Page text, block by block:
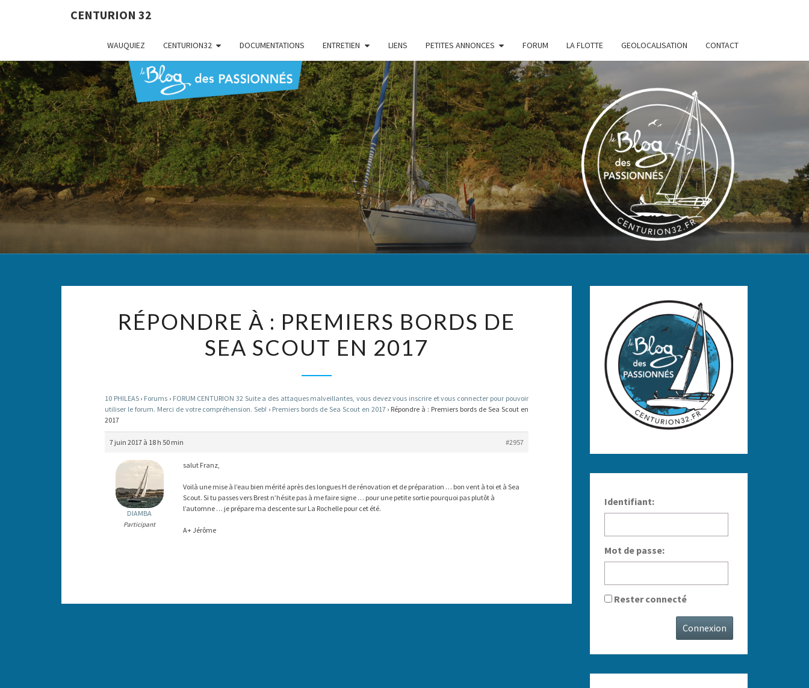
CENTURION 32
WAUQUIEZ CENTURION32 DOCUMENTATIONS ENTRETIEN LIENS PETITES ANNONCES FORUM LA FLOTTE GEOLOCALISATION CONTACT
CENTURION
32
Le Blog
Des
Passionnés
À :
PREMIERS
BORDS
DE
SEA
SCOUT
EN
RÉPONDRE À : PREMIERS BORDS DE
SEA SCOUT EN 2017
10 PHILEAS › Forums › FORUM CENTURION 32 Suite a des attaques malveillantes, vous devez vous inscrire et vous connecter pour pouvoir
utiliser le forum. Merci de votre compréhension. Seb! › Premiers bords de Sea Scout en 2017 › Répondre à : Premiers bords de Sea Scout en
2017
7 juin 2017 à 18 h 50 min #2957
DIAMBA
Participant
salut Franz,
Voilà une mise à l’eau bien mérité après des longues H de rénovation et de préparation … bon vent à toi et à Sea
Scout. Si tu passes vers Brest n’hésite pas à me faire signe … pour une petite sortie pourquoi pas plutôt à
l’automne … je prépare ma descente sur La Rochelle pour cet été.
A+ Jérôme
Identifiant:
Mot de passe:
Rester connecté
Connexion